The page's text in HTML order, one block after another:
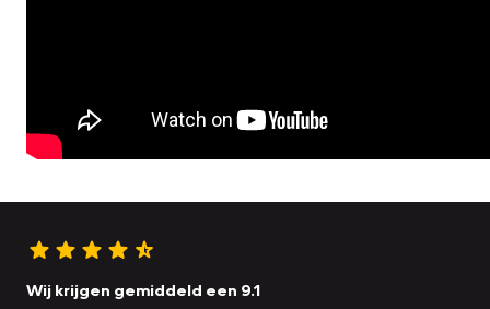
Wij krijgen gemiddeld een 9.1